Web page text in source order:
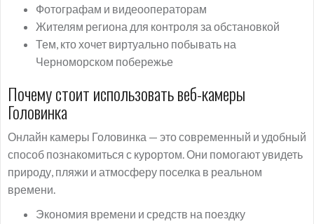
Фотографам и видеооператорам
Жителям региона для контроля за обстановкой
Тем, кто хочет виртуально побывать на
Черноморском побережье
Почему стоит использовать веб-камеры
Головинка
Онлайн камеры Головинка — это современный и удобный
способ познакомиться с курортом. Они помогают увидеть
природу, пляжи и атмосферу поселка в реальном
времени.
Экономия времени и средств на поездку